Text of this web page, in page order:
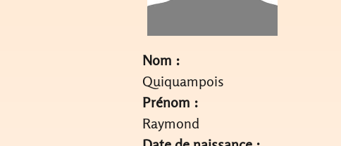
Nom :
Quiquampois
Prénom :
Raymond